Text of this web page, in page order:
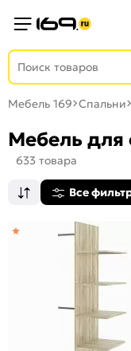
Мебель 169 Спальни
Мебель для
633 товара
Все